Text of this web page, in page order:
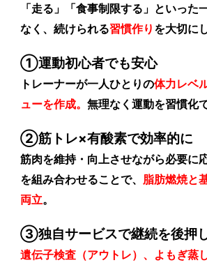
「走る」「食事制限する」といった
なく、続けられる習慣作り を大切に
①運動初心者でも安心
トレーナーが一人ひとりの体力レベ
ューを作成。無理なく運動を習慣化
②筋トレ×有酸素で効率的に
筋肉を維持・向上させながら必要に
を組み合わせることで、 脂肪燃焼と
両立。
③独自サービスで継続を後押
遺伝子検査（アウトレ）、よもぎ蒸